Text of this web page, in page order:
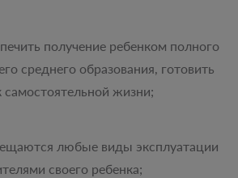
получение ребенком полного
среднего образования, готовить
самостоятельной жизни;
любые виды эксплуатации
своего ребенка;